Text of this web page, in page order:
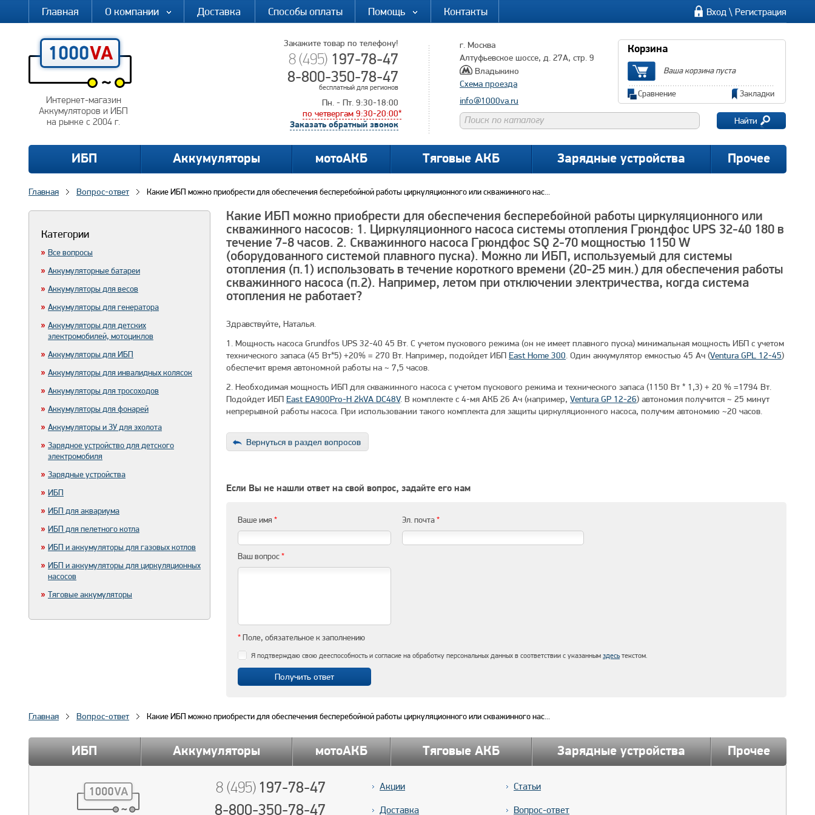
Главная О компании Доставка Способы оплаты Помощь Контакты Вход \ Регистрация
Интернет-магазин
Аккумуляторов и ИБП
на рынке с 2004 г.
Закажите товар по телефону!
8 (495) 197-78-47
8-800-350-78-47
бесплатный для регионов
Пн. - Пт. 9:30-18:00
по четвергам 9:30-20:00*
Заказать обратный звонок
г. Москва
Алтуфьевское шоссе, д. 27А, стр. 9
Владыкино
Схема проезда
info@1000va.ru
Корзина
Ваша корзина пуста
Сравнение Закладки
Найти
ИБП Аккумуляторы мотоАКБ Тяговые АКБ Зарядные устройства Прочее
Главная Вопрос-ответ Какие ИБП можно приобрести для обеспечения бесперебойной работы циркуляционного или скважинного нас...
Категории
Все вопросы
Аккумуляторные батареи
Аккумуляторы для весов
Аккумуляторы для генератора
Аккумуляторы для детских
электромобилей, мотоциклов
Аккумуляторы для ИБП
Аккумуляторы для инвалидных колясок
Аккумуляторы для тросоходов
Аккумуляторы для фонарей
Аккумуляторы и ЗУ для эхолота
Зарядное устройство для детского
электромобиля
Зарядные устройства
ИБП
ИБП для аквариума
ИБП для пелетного котла
ИБП и аккумуляторы для газовых котлов
ИБП и аккумуляторы для циркуляционных
насосов
Тяговые аккумуляторы
Какие ИБП можно приобрести для обеспечения бесперебойной работы циркуляционного или
скважинного насосов: 1. Циркуляционного насоса системы отопления Грюндфос UPS 32-40 180 в
течение 7-8 часов. 2. Скважинного насоса Грюндфос SQ 2-70 мощностью 1150 W
(оборудованного системой плавного пуска). Можно ли ИБП, используемый для системы
отопления (п.1) использовать в течение короткого времени (20-25 мин.) для обеспечения работы
скважинного насоса (п.2). Например, летом при отключении электричества, когда система
отопления не работает?
Здравствуйте, Наталья.
1. Мощность насоса Grundfos UPS 32-40 45 Вт. С учетом пускового режима (он не имеет плавного пуска) минимальная мощность ИБП с учетом
технического запаса (45 Вт*5) +20% = 270 Вт. Например, подойдет ИБП East Home 300. Один аккумулятор емкостью 45 Ач (Ventura GPL 12-45)
обеспечит время автономной работы на ~ 7,5 часов.
2. Необходимая мощность ИБП для скважинного насоса с учетом пускового режима и технического запаса (1150 Вт * 1,3) + 20 % =1794 Вт.
Подойдет ИБП East EA900Pro-H 2kVA DC48V. В комплекте с 4-мя АКБ 26 Ач (например, Ventura GP 12-26) автономия получится ~ 25 минут
непрерывной работы насоса. При использовании такого комплекта для защиты циркуляционного насоса, получим автономию ~20 часов.
Вернуться в раздел вопросов
Если Вы не нашли ответ на свой вопрос, задайте его нам
Ваше имя * Эл. почта*
Ваш вопрос*
*Поле, обязательное к заполнению
Я подтверждаю свою дееспособность и согласие на обработку персональных данных в соответствии с указанным здесьтекстом.
Главная Вопрос-ответ Какие ИБП можно приобрести для обеспечения бесперебойной работы циркуляционного или скважинного нас...
ИБП Аккумуляторы мотоАКБ Тяговые АКБ Зарядные устройства Прочее
8 (495)197-78-47
8-800-350-78-47
Акции
Доставка
Статьи
Вопрос-ответ